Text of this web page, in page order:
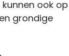
ook op
grondige